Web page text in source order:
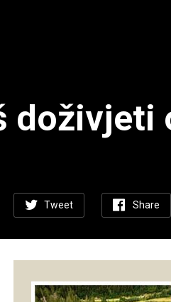
doživjeti
Tweet Share